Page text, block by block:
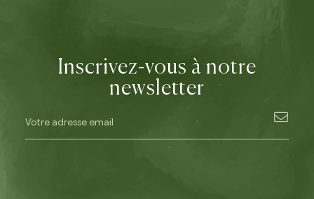
Inscrivez-vous à notre
newsletter